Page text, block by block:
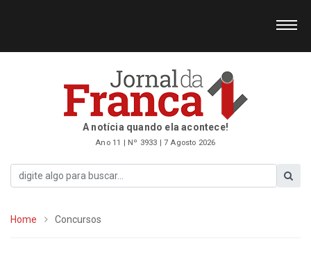
A notícia quando ela acontece!
Ano 11 | Nº 3933 | 7 Agosto 2026
Home Concursos